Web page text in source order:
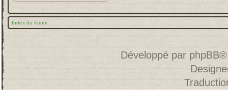
Index du forum
Développé par phpBB®